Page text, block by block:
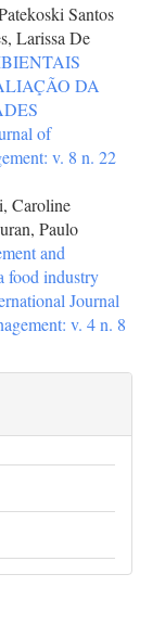
Santos
Larissa De
DA
of
v. 8 n. 22
Caroline
Paulo
and
food industry
Journal
v. 4 n. 8